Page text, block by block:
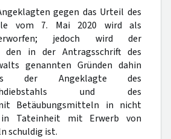
gegen das Urteil des
vom 7. Mai 2020 wird als
jedoch wird der
den in der Antragsschrift des
genannten Gründen dahin
der Angeklagte des
und des
Betäubungsmitteln in nicht
in Tateinheit mit Erwerb von
schuldig ist.